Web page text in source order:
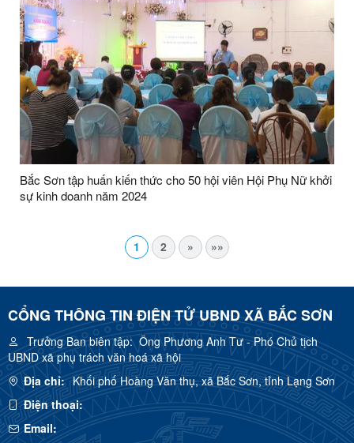
Bắc Sơn tập huấn kiến thức cho 50 hội viên Hội Phụ Nữ khởi
sự kinh doanh năm 2024
1 2 » »»
CỔNG THÔNG TIN ĐIỆN TỬ UBND XÃ BẮC SƠN
Trưởng Ban biên tập:Ông Phương Anh Tư - Phó Chủ tịch
UBND xã phụ trách văn hoá xã hội
Địa chỉ: Khối phố Hoàng Văn thụ, xã Bắc Sơn, tỉnh Lạng Sơn
Điện thoại:
Email: